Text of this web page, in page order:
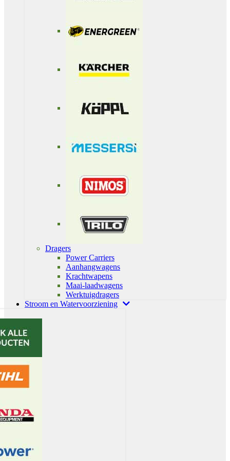
Dragers
Power Carriers
Aanhangwagens
Krachtwapens
Maai-laadwagens
Werktuigdragers
Stroom en Watervoorziening